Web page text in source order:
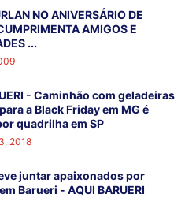
NO ANIVERSÁRIO DE
AMIGOS E
...
- Caminhão com geladeiras
a Black Friday em MG é
quadrilha em SP
2018
juntar apaixonados por
Barueri - AQUI BARUERI